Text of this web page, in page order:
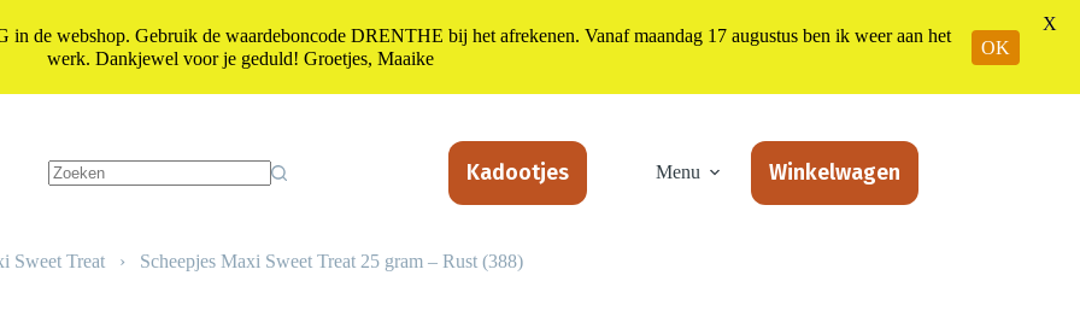
Kadootjes Menu Winkelwagen
Sweet Treat › Scheepjes Maxi Sweet Treat 25 gram – Rust (388)
webshop. Gebruik de waardeboncode DRENTHE bij het afrekenen. Vanaf maandag 17 augustus ben ik weer aan het
werk. Dankjewel voor je geduld! Groetjes, Maaike
OK
X